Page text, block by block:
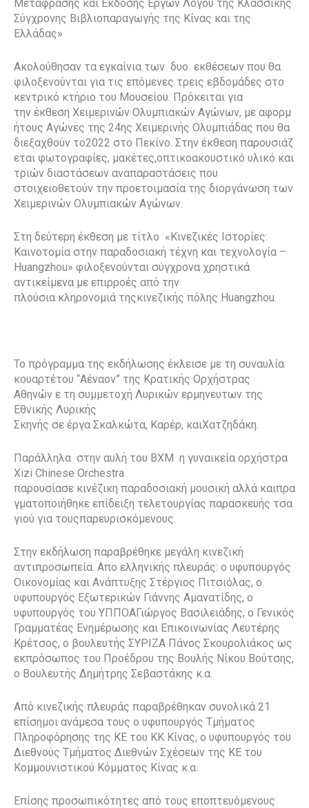
Μετάφρασης και Έκδοσης Έργων Λόγου της Κλασσικής
Σύγχρονης Βιβλιοπαραγωγής της Κίνας και της
Ελλάδας»
Ακολούθησαν τα εγκαίνια των δυο εκθέσεων που θα
φιλοξενούνται για τις επόμενες τρεις εβδομάδες στο
κεντρικό κτήριο του Μουσείου. Πρόκειται για
την έκθεση Χειμερινών Ολυμπιακών Αγώνων, με αφορμ
ήτους Αγώνες της 24ης Χειμερινής Ολυμπιάδας που θα
διεξαχθούν το2022 στο Πεκίνο. Στην έκθεση παρουσιάζ
εται φωτογραφίες, μακέτες,οπτικοακουστικό υλικό και
τριών διαστάσεων αναπαραστάσεις που
στοιχειοθετούν την προετοιμασία της διοργάνωση των
Χειμερινών Ολυμπιακών Αγώνων.
Στη δεύτερη έκθεση με τίτλο «Κινεζικές Ιστορίες:
Καινοτομία στην παραδοσιακή τέχνη και τεχνολογία –
Huangzhou» φιλοξενούνται σύγχρονα χρηστικά
αντικείμενα με επιρροές από την
πλούσια κληρονομιά τηςκινεζικής πόλης Huangzhou.
Το πρόγραμμα της εκδήλωσης έκλεισε με τη συναυλία
κουαρτέτου “Αέναον” της Κρατικής Ορχήστρας
Αθηνών ε τη συμμετοχή Λυρικών ερμηνευτων της
Εθνικής Λυρικής
Σκηνής σε έργα Σκαλκώτα, Καρέρ, καιΧατζηδάκη.
Παράλληλα στην αυλή του ΒΧΜ η γυναικεία ορχήστρα
Xizi Chinese Orchestra
παρουσίασε κινέζικη παραδοσιακή μουσική αλλά καιπρα
γματοποιήθηκε επίδειξη τελετουργίας παρασκευής τσα
γιού για τουςπαρευρισκόμενους.
Στην εκδήλωση παραβρέθηκε μεγάλη κινεζική
αντιπροσωπεία. Απο ελληνικής πλευράς: ο υφυπουργός
Οικονομίας και Ανάπτυξης Στέργιος Πιτσιόλας, ο
υφυπουργός Εξωτερικών Γιάννης Αμανατίδης, ο
υφυπουργός του ΥΠΠΟΑΓιώργος Βασιλειάδης, ο Γενικός
Γραμματέας Ενημέρωσης και Επικοινωνίας Λευτέρης
Κρέτσος, ο βουλευτής ΣΥΡΙΖΑ Πάνος Σκουρολιάκος ως
εκπρόσωπος του Προέδρου της Βουλής Νίκου Βούτσης,
ο Βουλευτής Δημήτρης Σεβαστάκης κ.α.
Από κινεζικής πλευράς παραβρέθηκαν συνολικά 21
επίσημοι ανάμεσα τους ο υφυπουργός Τμήματος
Πληροφόρησης της ΚΕ του ΚΚ Κίνας, ο υφυπουργός του
Διεθνούς Τμήματος Διεθνών Σχέσεων της ΚΕ του
Κομμουνιστικού Κόμματος Κίνας κ.α.
Επίσης προσωπικότητες από τους εποπτευόμενους